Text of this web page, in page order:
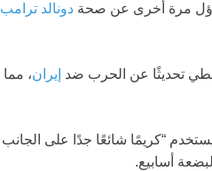
مرة أخرى عن صحة دونالد ترامب
إيران، مما
“كريمًا شائعًا جدًا على الجانب
أسابيع.